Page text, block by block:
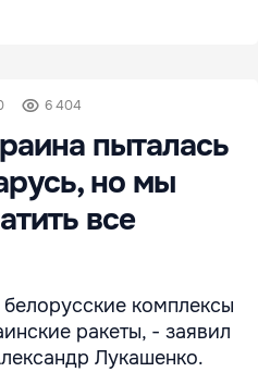
6 404
пыталась
но мы
все
комплексы
ракеты, - заявил
Лукашенко.